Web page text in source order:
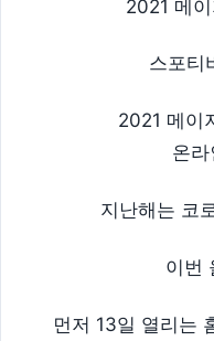
2021 메
스포티
2021 메이
온
지난해는 코
이번
먼저 13일 열리는